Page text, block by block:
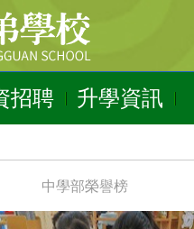
招聘 升學資訊
中學部榮譽榜